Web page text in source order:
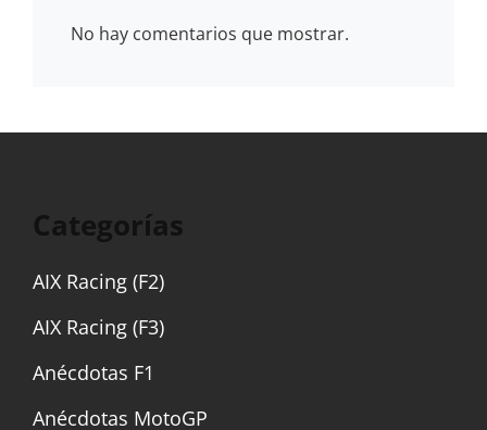
No hay comentarios que mostrar.
Categorías
AIX Racing (F2)
AIX Racing (F3)
Anécdotas F1
Anécdotas MotoGP